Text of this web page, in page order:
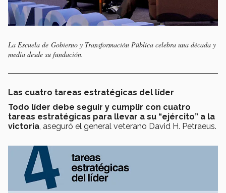
La Escuela de Gobierno y Transformación Pública celebra una década y
media desde su fundación.
Las cuatro tareas estratégicas del líder
Todo líder debe seguir y cumplir con cuatro
tareas estratégicas para llevar a su “ejército” a la
victoria, aseguró el general veterano David H. Petraeus.